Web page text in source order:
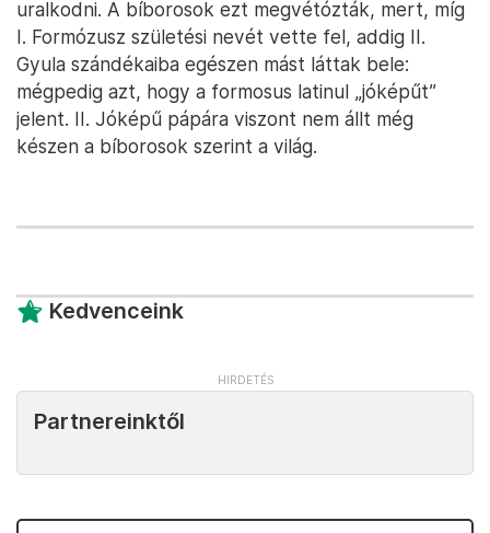
uralkodni. A bíborosok ezt megvétózták, mert, míg
I. Formózusz születési nevét vette fel, addig II.
Gyula szándékaiba egészen mást láttak bele:
mégpedig azt, hogy a formosus latinul „jóképűt”
jelent. II. Jóképű pápára viszont nem állt még
készen a bíborosok szerint a világ.
Kedvenceink
Partnereinktől